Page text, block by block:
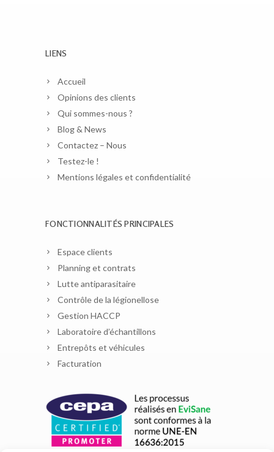
LIENS
Accueil
Opinions des clients
Qui sommes-nous ?
Blog & News
Contactez – Nous
Testez-le !
Mentions légales et confidentialité
FONCTIONNALITÉS PRINCIPALES
Espace clients
Planning et contrats
Lutte antiparasitaire
Contrôle de la légionellose
Gestion HACCP
Laboratoire d’échantillons
Entrepôts et véhicules
Facturation